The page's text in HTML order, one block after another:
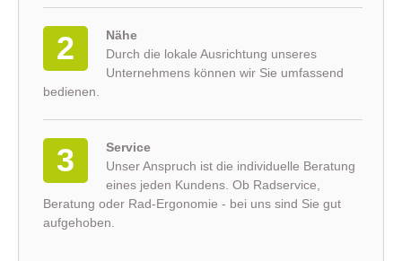
2
Nähe
Durch die lokale Ausrichtung unseres
Unternehmens können wir Sie umfassend
bedienen.
3
Service
Unser Anspruch ist die individuelle Beratung
eines jeden Kundens. Ob Radservice,
Beratung oder Rad-Ergonomie - bei uns sind Sie gut
aufgehoben.